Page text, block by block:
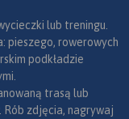
lub treningu.
pieszego, rowerowych
podkładzie
trasą lub
Rób zdjęcia, nagrywaj